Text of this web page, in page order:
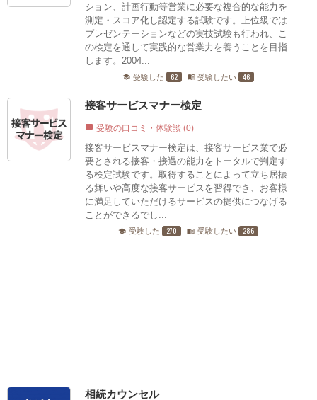
ション、計画行動等営業に必要な複合的な能力を
測定・スコア化し認定する試験です。上位級では
プレゼンテーションなどの実技試験も行われ、こ
の検定を通して実践的な営業力を養うことを目指
します。2004...
school 受験した 62 menu_book 受験したい 46
接客サービスマナー検定
chat_bubble 受験の口コミ・体験談 (0)
接客サービスマナー検定は、接客サービス業で必
要とされる接客・接遇の能力をトータルで判定す
る検定試験です。取得することによって立ち居振
る舞いや高度な接客サービスを習得でき、お客様
に満足していただけるサービスの提供につなげる
ことができるでし...
school 受験した 270 menu_book 受験したい 286
相続カウンセル